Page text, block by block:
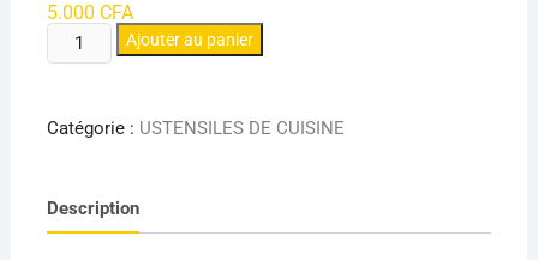
5.000 CFA
quantité
de
Fruit
Dore
FD3
Ajouter au panier
Catégorie : USTENSILES DE CUISINE
Description